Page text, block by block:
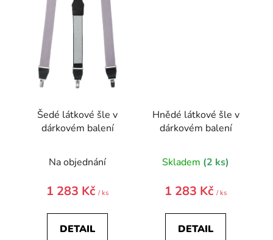
Šedé látkové šle v
dárkovém balení
Na objednání
1 283 Kč / ks
DETAIL
Hnědé látkové šle v
dárkovém balení
Skladem (2 ks)
1 283 Kč / ks
DETAIL